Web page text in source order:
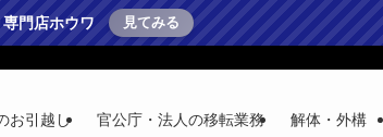
門店ホウワ 見てみる
お引越し 官公庁・法人の移転業務 解体・外構